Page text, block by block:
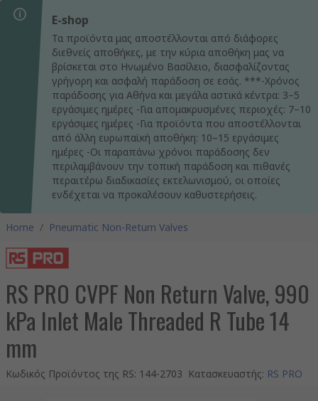
E-shop
Τα προϊόντα μας αποστέλλονται από διάφορες
διεθνείς αποθήκες, με την κύρια αποθήκη μας να
βρίσκεται στο Ηνωμένο Βασίλειο, διασφαλίζοντας
γρήγορη και ασφαλή παράδοση σε εσάς. ***-Χρόνος
παράδοσης για Αθήνα και μεγάλα αστικά κέντρα: 3–5
εργάσιμες ημέρες -Για απομακρυσμένες περιοχές: 7–10
εργάσιμες ημέρες -Για προϊόντα που αποστέλλονται
από άλλη ευρωπαϊκή αποθήκη: 10–15 εργάσιμες
ημέρες -Οι παραπάνω χρόνοι παράδοσης δεν
περιλαμβάνουν την τοπική παράδοση και πιθανές
περαιτέρω διαδικασίες εκτελωνισμού, οι οποίες
ενδέχεται να προκαλέσουν καθυστερήσεις.
Home / Pneumatic Non-Return Valves
RS PRO CVPF Non Return Valve, 990
kPa Inlet Male Threaded R Tube 14
mm
Κωδικός Προϊόντος της RS: 144-2703 Κατασκευαστής: RS PRO